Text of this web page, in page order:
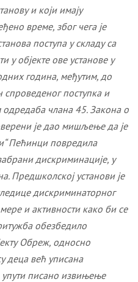
и који имају
време, због чега је
поступа у складу са
у објекте ове установе у
година, међутим, до
поступка и
члана 45. Закона о
jeдао мишљење да је
Пећинци повредила
дискриминације, у
Предшколској установи је
дискриминаторног
и активности како би се
обезбедило
Обреж, односно
деца већ уписана
писано извињење